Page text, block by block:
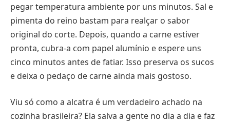
pegar temperatura ambiente por uns minutos. Sal e
pimenta do reino bastam para realçar o sabor
original do corte. Depois, quando a carne estiver
pronta, cubra-a com papel alumínio e espere uns
cinco minutos antes de fatiar. Isso preserva os sucos
e deixa o pedaço de carne ainda mais gostoso.
Viu só como a alcatra é um verdadeiro achado na
cozinha brasileira? Ela salva a gente no dia a dia e faz